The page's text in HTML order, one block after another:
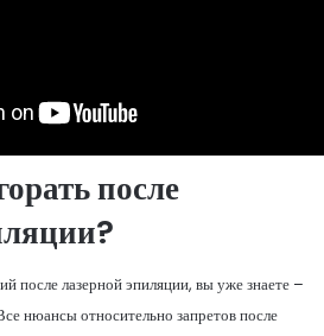
после
после лазерной эпиляции, вы уже знаете –
нюансы относительно запретов после